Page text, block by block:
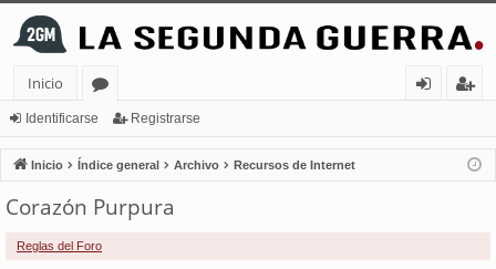
Inicio
or
os
nt
ifi
ist
ra
Identificarse Registrarse
Inicio Índice general Archivo Recursos de Internet
Corazón Purpura
Reglas del Foro